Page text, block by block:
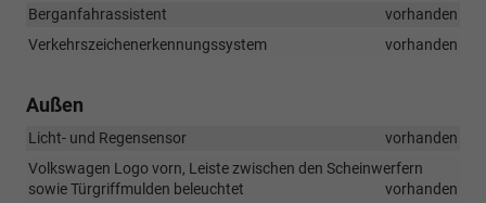
Berganfahrassistent
vorhanden
Verkehrszeichenerkennungssystem
vorhanden
Außen
Licht- und Regensensor
vorhanden
Volkswagen Logo vorn, Leiste zwischen den Scheinwerfern
sowie Türgriffmulden beleuchtet
vorhanden